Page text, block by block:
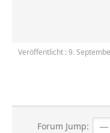
Veröffentlicht : 9.
Forum Jump: